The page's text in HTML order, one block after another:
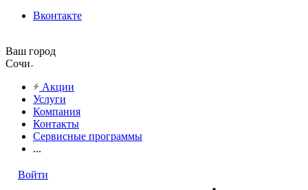
Вконтакте
Ваш город
Сочи
Акции
Услуги
Компания
Контакты
Сервисные программы
...
Войти